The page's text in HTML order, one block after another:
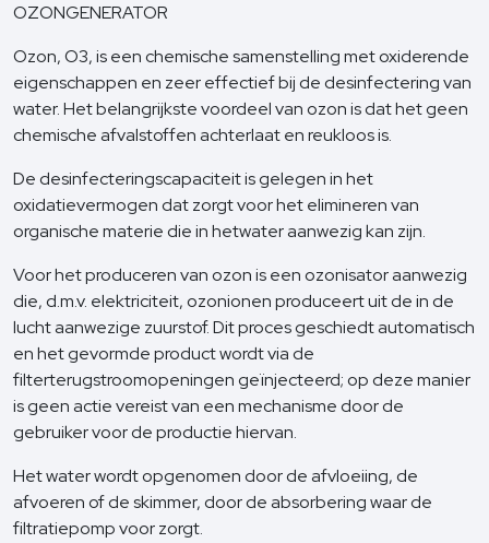
OZONGENERATOR
Ozon, O3, is een chemische samenstelling met oxiderende
eigenschappen en zeer effectief bij de desinfectering van
water. Het belangrijkste voordeel van ozon is dat het geen
chemische afvalstoffen achterlaat en reukloos is.
De desinfecteringscapaciteit is gelegen in het
oxidatievermogen dat zorgt voor het elimineren van
organische materie die in hetwater aanwezig kan zijn.
Voor het produceren van ozon is een ozonisator aanwezig
die, d.m.v. elektriciteit, ozonionen produceert uit de in de
lucht aanwezige zuurstof. Dit proces geschiedt automatisch
en het gevormde product wordt via de
filterterugstroomopeningen geïnjecteerd; op deze manier
is geen actie vereist van een mechanisme door de
gebruiker voor de productie hiervan.
Het water wordt opgenomen door de afvloeiing, de
afvoeren of de skimmer, door de absorbering waar de
filtratiepomp voor zorgt.